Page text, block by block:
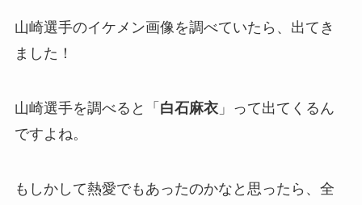
山崎選手のイケメン画像を調べていたら、出てき
ました！
山崎選手を調べると「 白石麻衣」って出てくるん
ですよね。
もしかして熱愛でもあったのかなと思ったら、全